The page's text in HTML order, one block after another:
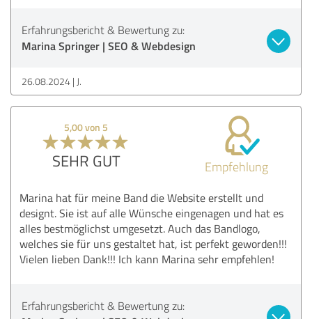
Erfahrungsbericht & Bewertung zu:
Marina Springer | SEO & Webdesign
26.08.2024 J.
5,00 von 5
SEHR GUT Empfehlung
Marina hat für meine Band die Website erstellt und
designt. Sie ist auf alle Wünsche eingenagen und hat es
alles bestmöglichst umgesetzt. Auch das Bandlogo,
welches sie für uns gestaltet hat, ist perfekt geworden!!!
Vielen lieben Dank!!! Ich kann Marina sehr empfehlen!
Erfahrungsbericht & Bewertung zu: